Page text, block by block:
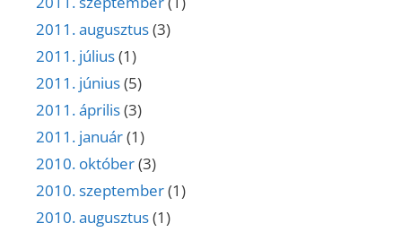
2011. augusztus(3)
2011. július(1)
2011. június(5)
2011. április(3)
2011. január(1)
2010. október(3)
2010. szeptember(1)
2010. augusztus(1)